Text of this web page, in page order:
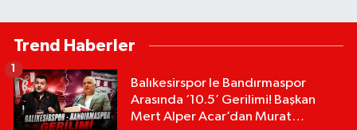
Trend Haberler
Balıkesirspor le Bandırmaspor
Arasında ‘10.5’ Gerilimi! Başkan
Mert Alper Acar’dan Murat
1